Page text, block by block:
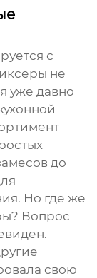
с
не
уже давно
до
Но где же
Вопрос
свою